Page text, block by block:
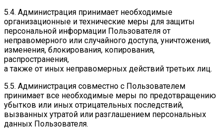
5.4. Администрация принимает необходимые
организационные и технические меры для защиты
персональной информации Пользователя от
неправомерного или случайного доступа, уничтожения,
изменения, блокирования, копирования,
распространения,
а также от иных неправомерных действий третьих лиц.
5.5. Администрация совместно с Пользователем
принимает все необходимые меры по предотвращению
убытков или иных отрицательных последствий,
вызванных утратой или разглашением персональных
данных Пользователя.